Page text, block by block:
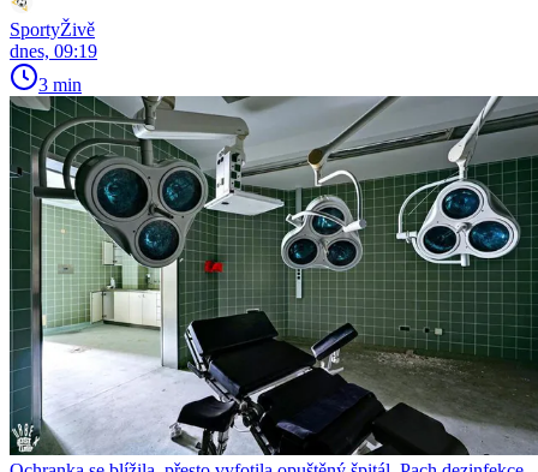
SportyŽivě
dnes, 09:19
3 min